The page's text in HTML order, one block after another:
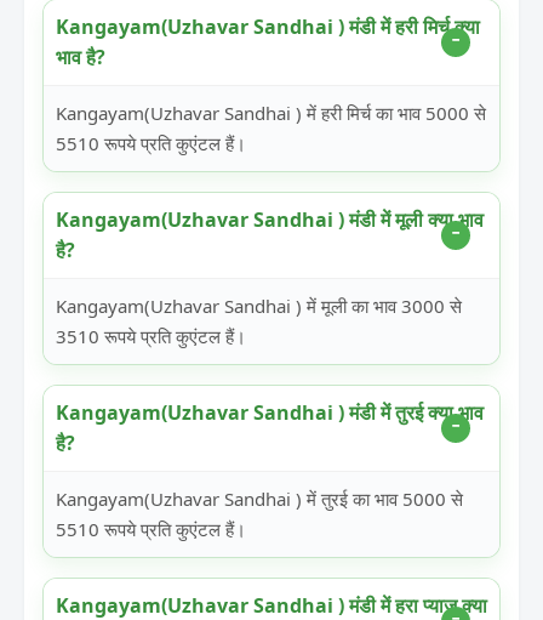
Kangayam(Uzhavar Sandhai ) मंडी में हरी मिर्च क्या
भाव है?
Kangayam(Uzhavar Sandhai ) में हरी मिर्च का भाव 5000 से
5510 रूपये प्रति कुएंटल हैं।
Kangayam(Uzhavar Sandhai ) मंडी में मूली क्या भाव
है?
Kangayam(Uzhavar Sandhai ) में मूली का भाव 3000 से
3510 रूपये प्रति कुएंटल हैं।
Kangayam(Uzhavar Sandhai ) मंडी में तुरई क्या भाव
है?
Kangayam(Uzhavar Sandhai ) में तुरई का भाव 5000 से
5510 रूपये प्रति कुएंटल हैं।
Kangayam(Uzhavar Sandhai ) मंडी में हरा प्याज क्या